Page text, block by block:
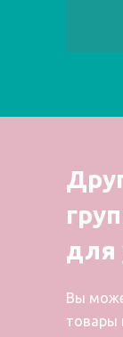
для
Вы
товары